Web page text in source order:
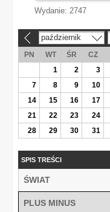
Wydanie: 2747
październik
PN WT ŚR CZ
1
2 3
7
8 9 10
14
15 16 17
21
22 23 24
28
29 30 31
SPIS TREŚCI
ŚWIAT
PLUS MINUS